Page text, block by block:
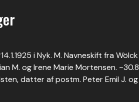
i Nyk. M. Navneskift fra
M. og Irene Marie Mortensen.
datter af postm. Peter Emil J.